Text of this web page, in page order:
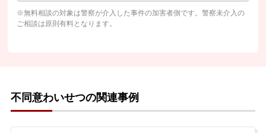
※無料相談の対象は警察が介入した事件の加害者側です。警察未介入の
ご相談は原則有料となります。
不同意わいせつの関連事例